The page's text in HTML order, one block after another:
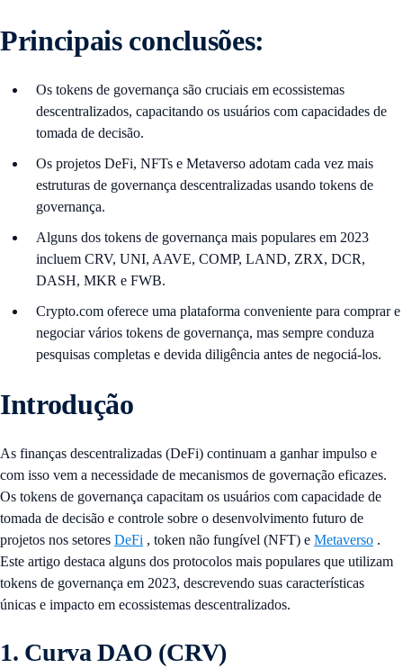
Principais conclusões:
Os tokens de governança são cruciais em ecossistemas
descentralizados, capacitando os usuários com capacidades de
tomada de decisão.
Os projetos DeFi, NFTs e Metaverso adotam cada vez mais
estruturas de governança descentralizadas usando tokens de
governança.
Alguns dos tokens de governança mais populares em 2023
incluem CRV, UNI, AAVE, COMP, LAND, ZRX, DCR,
DASH, MKR e FWB.
Crypto.com oferece uma plataforma conveniente para comprar e
negociar vários tokens de governança, mas sempre conduza
pesquisas completas e devida diligência antes de negociá-los.
Introdução
As finanças descentralizadas (DeFi) continuam a ganhar impulso e
com isso vem a necessidade de mecanismos de governação eficazes.
Os tokens de governança capacitam os usuários com capacidade de
tomada de decisão e controle sobre o desenvolvimento futuro de
projetos nos setores DeFi , token não fungível (NFT) e Metaverso .
Este artigo destaca alguns dos protocolos mais populares que utilizam
tokens de governança em 2023, descrevendo suas características
únicas e impacto em ecossistemas descentralizados.
1. Curva DAO (CRV)